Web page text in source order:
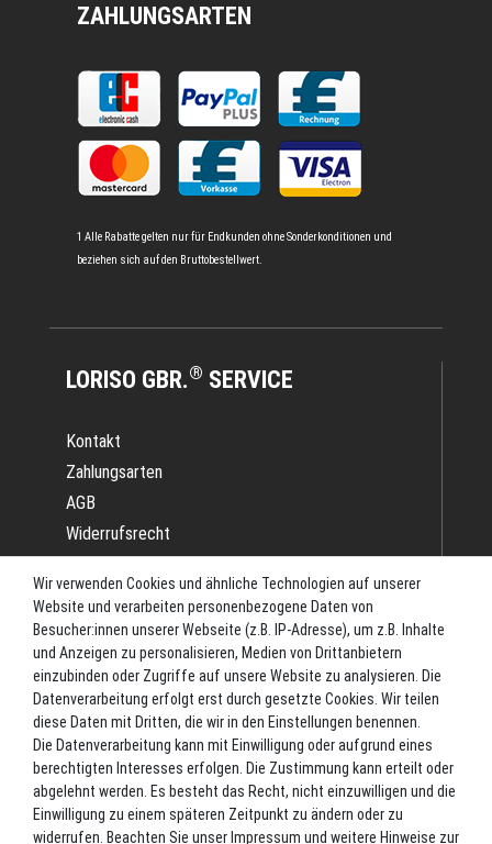
ZAHLUNGSARTEN
1 Alle Rabatte gelten nur für Endkunden ohne Sonderkonditionen und
beziehen sich auf den Bruttobestellwert.
LORISO GBR.® SERVICE
Kontakt
Zahlungsarten
AGB
Widerrufsrecht
Impressum
Datenschutz
Batterieverordnung
Versand
Blog
TOP-KATEGORIEN
Angel-Rollen
Angel-Zubehör
Wir verwenden Cookies und ähnliche Technologien auf unserer
Website und verarbeiten personenbezogene Daten von
Besucher:innen unserer Webseite (z.B. IP-Adresse), um z.B. Inhalte
und Anzeigen zu personalisieren, Medien von Drittanbietern
einzubinden oder Zugriffe auf unsere Website zu analysieren. Die
Datenverarbeitung erfolgt erst durch gesetzte Cookies. Wir teilen
diese Daten mit Dritten, die wir in den Einstellungen benennen.
Die Datenverarbeitung kann mit Einwilligung oder aufgrund eines
berechtigten Interesses erfolgen. Die Zustimmung kann erteilt oder
abgelehnt werden. Es besteht das Recht, nicht einzuwilligen und die
Einwilligung zu einem späteren Zeitpunkt zu ändern oder zu
widerrufen. Beachten Sie unser Impressum und weitere Hinweise zur